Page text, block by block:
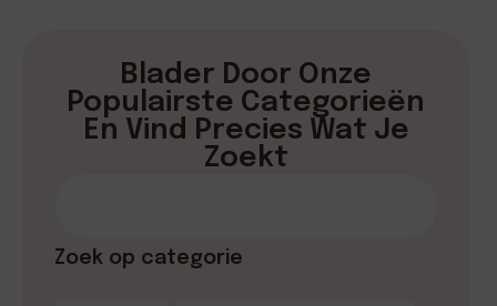
Blader Door Onze
Populairste Categorieën
En Vind Precies Wat Je
Zoekt
Zoek op categorie